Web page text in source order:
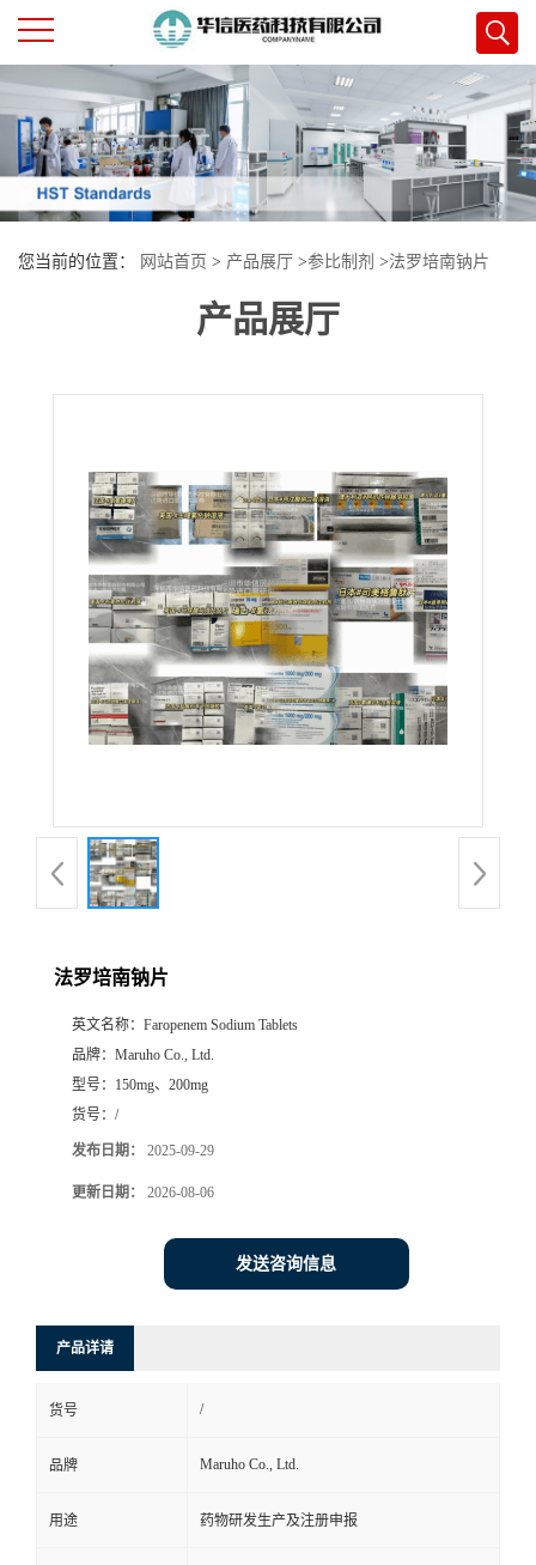
公
司
首
页
司
书
誉
系
方
式
您当前的位置： 网站首页 > 产品展厅 >参比制剂 >法罗培南钠片
产品展厅
法罗培南钠片
英文名称： Faropenem Sodium Tablets
品牌： Maruho Co., Ltd.
型号： 150mg、200mg
货号： /
发布日期： 2025-09-29
更新日期： 2026-08-06
发送咨询信息
产品详请
货号 /
品牌 Maruho Co., Ltd.
用途 药物研发生产及注册申报